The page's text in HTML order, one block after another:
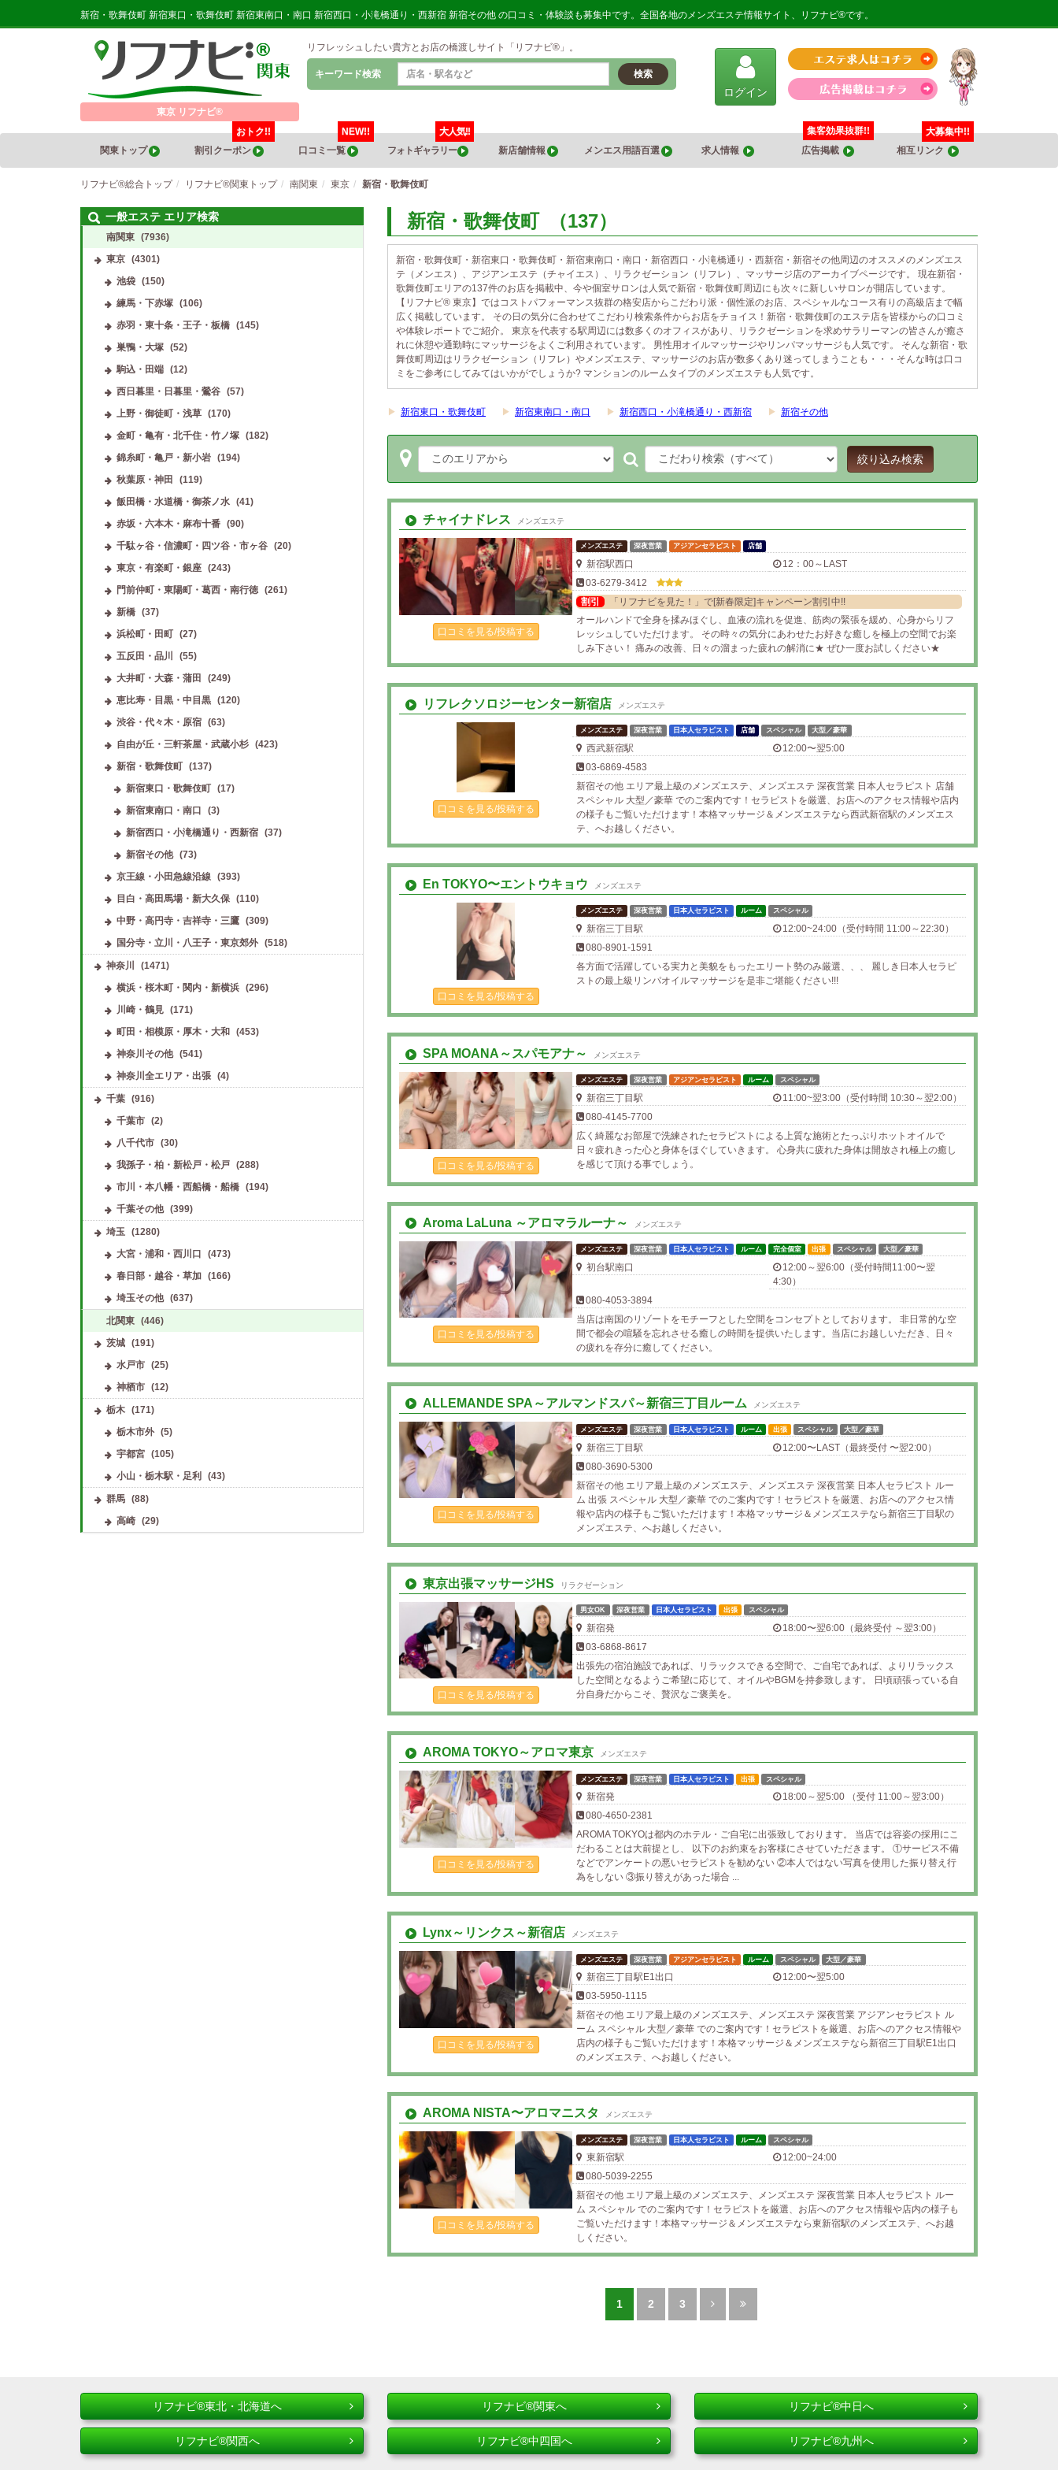
新宿・歌舞伎町 新宿東口・歌舞伎町 新宿東南口・南口 新宿西口・小滝橋通り・西新宿 新宿その他 の口コミ・体験談も募集中です。全国各地のメンズエステ情報サイト、リフナビ®です。
東京 リフナビ®
リフレッシュしたい貴方とお店の橋渡しサイト「リフナビ®」。
キーワード検索 検索
ログイン
関東トップ 割引クーポン
おトク!!
口コミ一覧
NEW!!
フォトギャラリー
大人気!!
新店舗情報
メンエス用語百選 求人情報 広告掲載
集客効果抜群!!
相互リンク
大募集中!!
リフナビ®総合トップ リフナビ®関東トップ 南関東 東京 新宿・歌舞伎町
新宿・歌舞伎町 （137）
新宿・歌舞伎町・新宿東口・歌舞伎町・新宿東南口・南口・新宿西口・小滝橋通り・西新宿・新宿その他周辺のオススメのメンズエス
テ（メンエス）、アジアンエステ（チャイエス）、リラクゼーション（リフレ）、マッサージ店のアーカイブページです。 現在新宿・
歌舞伎町エリアの137件のお店を掲載中、今や個室サロンは人気で新宿・歌舞伎町周辺にも次々に新しいサロンが開店しています。
【リフナビ® 東京】ではコストパフォーマンス抜群の格安店からこだわり派・個性派のお店、スペシャルなコース有りの高級店まで幅
広く掲載しています。 その日の気分に合わせてこだわり検索条件からお店をチョイス！新宿・歌舞伎町のエステ店を皆様からの口コミ
や体験レポートでご紹介。 東京を代表する駅周辺には数多くのオフィスがあり、リラクゼーションを求めサラリーマンの皆さんが癒さ
れに休憩や通勤時にマッサージをよくご利用されています。 男性用オイルマッサージやリンパマッサージも人気です。 そんな新宿・歌
舞伎町周辺はリラクゼーション（リフレ）やメンズエステ、マッサージのお店が数多くあり迷ってしまうことも・・・そんな時は口コ
ミをご参考にしてみてはいかがでしょうか? マンションのルームタイプのメンズエステも人気です。
▶ 新宿東口・歌舞伎町 ▶ 新宿東南口・南口 ▶ 新宿西口・小滝橋通り・西新宿 ▶ 新宿その他
絞り込み検索
チャイナドレス メンズエステ
口コミを見る/投稿する
メンズエステ 深夜営業 アジアンセラピスト 店舗
新宿駅西口
12：00～LAST
03-6279-3412
割引 「リフナビを見た！」で[新春限定]キャンペーン割引中!!
オールハンドで全身を揉みほぐし、血液の流れを促進、筋肉の緊張を緩め、心身からリフ
レッシュしていただけます。 その時々の気分にあわせたお好きな癒しを極上の空間でお楽
しみ下さい！ 痛みの改善、日々の溜まった疲れの解消に★ ぜひ一度お試しください★
リフレクソロジーセンター新宿店 メンズエステ
口コミを見る/投稿する
メンズエステ 深夜営業 日本人セラピスト 店舗 スペシャル 大型／豪華
西武新宿駅
12:00〜翌5:00
03-6869-4583
新宿その他 エリア最上級のメンズエステ、メンズエステ 深夜営業 日本人セラピスト 店舗
スペシャル 大型／豪華 でのご案内です！セラピストを厳選、お店へのアクセス情報や店内
の様子もご覧いただけます！本格マッサージ＆メンズエステなら西武新宿駅のメンズエス
テ、へお越しください。
En TOKYO〜エントウキョウ メンズエステ
口コミを見る/投稿する
メンズエステ 深夜営業 日本人セラピスト ルーム スペシャル
新宿三丁目駅
12:00~24:00（受付時間 11:00～22:30）
080-8901-1591
各方面で活躍している実力と美貌をもったエリート勢のみ厳選、、、 麗しき日本人セラピ
ストの最上級リンパオイルマッサージを是非ご堪能ください!!!
SPA MOANA～スパモアナ～ メンズエステ
口コミを見る/投稿する
メンズエステ 深夜営業 アジアンセラピスト ルーム スペシャル
新宿三丁目駅
11:00~翌3:00（受付時間 10:30～翌2:00）
080-4145-7700
広く綺麗なお部屋で洗練されたセラピストによる上質な施術とたっぷりホットオイルで
日々疲れきった心と身体をほぐしていきます。 心身共に疲れた身体は開放され極上の癒し
を感じて頂ける事でしょう。
Aroma LaLuna ～アロマラルーナ～ メンズエステ
口コミを見る/投稿する
メンズエステ 深夜営業 日本人セラピスト ルーム 完全個室 出張 スペシャル 大型／豪華
初台駅南口
12:00～翌6:00（受付時間11:00〜翌
4:30）
080-4053-3894
当店は南国のリゾートをモチーフとした空間をコンセプトとしております。 非日常的な空
間で都会の喧騒を忘れさせる癒しの時間を提供いたします。当店にお越しいただき、日々
の疲れを存分に癒してください。
ALLEMANDE SPA～アルマンドスパ～新宿三丁目ルーム メンズエステ
口コミを見る/投稿する
メンズエステ 深夜営業 日本人セラピスト ルーム 出張 スペシャル 大型／豪華
新宿三丁目駅
12:00〜LAST（最終受付 〜翌2:00）
080-3690-5300
新宿その他 エリア最上級のメンズエステ、メンズエステ 深夜営業 日本人セラピスト ルー
ム 出張 スペシャル 大型／豪華 でのご案内です！セラピストを厳選、お店へのアクセス情
報や店内の様子もご覧いただけます！本格マッサージ＆メンズエステなら新宿三丁目駅の
メンズエステ、へお越しください。
東京出張マッサージHS リラクゼーション
口コミを見る/投稿する
男女OK 深夜営業 日本人セラピスト 出張 スペシャル
新宿発
18:00〜翌6:00（最終受付 ～翌3:00）
03-6868-8617
出張先の宿泊施設であれば、リラックスできる空間で、ご自宅であれば、よりリラックス
した空間となるようご希望に応じて、オイルやBGMを持参致します。 日頃頑張っている自
分自身だからこそ、贅沢なご褒美を。
AROMA TOKYO～アロマ東京 メンズエステ
口コミを見る/投稿する
メンズエステ 深夜営業 日本人セラピスト 出張 スペシャル
新宿発
18:00～翌5:00 （受付 11:00～翌3:00）
080-4650-2381
AROMA TOKYOは都内のホテル・ご自宅に出張致しております。 当店では容姿の採用にこ
だわることは大前提とし、 以下のお約束をお客様にさせていただきます。 ①サービス不備
などでアンケートの悪いセラピストを勧めない ②本人ではない写真を使用した振り替え行
為をしない ③振り替えがあった場合 ...
Lynx～リンクス～新宿店 メンズエステ
口コミを見る/投稿する
メンズエステ 深夜営業 アジアンセラピスト ルーム スペシャル 大型／豪華
新宿三丁目駅E1出口
12:00〜翌5:00
03-5950-1115
新宿その他 エリア最上級のメンズエステ、メンズエステ 深夜営業 アジアンセラピスト ル
ーム スペシャル 大型／豪華 でのご案内です！セラピストを厳選、お店へのアクセス情報や
店内の様子もご覧いただけます！本格マッサージ＆メンズエステなら新宿三丁目駅E1出口
のメンズエステ、へお越しください。
AROMA NISTA〜アロマニスタ メンズエステ
口コミを見る/投稿する
メンズエステ 深夜営業 日本人セラピスト ルーム スペシャル
東新宿駅
12:00~24:00
080-5039-2255
新宿その他 エリア最上級のメンズエステ、メンズエステ 深夜営業 日本人セラピスト ルー
ム スペシャル でのご案内です！セラピストを厳選、お店へのアクセス情報や店内の様子も
ご覧いただけます！本格マッサージ＆メンズエステなら東新宿駅のメンズエステ、へお越
しください。
1 2 3
一般エステ エリア検索
南関東 (7936)
東京 (4301)
池袋
(150)
練馬・下赤塚
(106)
赤羽・東十条・王子・板橋
(145)
巣鴨・大塚
(52)
駒込・田端
(12)
西日暮里・日暮里・鶯谷
(57)
上野・御徒町・浅草
(170)
金町・亀有・北千住・竹ノ塚
(182)
錦糸町・亀戸・新小岩
(194)
秋葉原・神田
(119)
飯田橋・水道橋・御茶ノ水
(41)
赤坂・六本木・麻布十番
(90)
千駄ヶ谷・信濃町・四ツ谷・市ヶ谷
(20)
東京・有楽町・銀座
(243)
門前仲町・東陽町・葛西・南行徳
(261)
新橋
(37)
浜松町・田町
(27)
五反田・品川
(55)
大井町・大森・蒲田
(249)
恵比寿・目黒・中目黒
(120)
渋谷・代々木・原宿
(63)
自由が丘・三軒茶屋・武蔵小杉
(423)
新宿・歌舞伎町
(137)
新宿東口・歌舞伎町 (17)
新宿東南口・南口
(3)
新宿西口・小滝橋通り・西新宿 (37)
新宿その他 (73)
京王線・小田急線沿線
(393)
目白・高田馬場・新大久保
(110)
中野・高円寺・吉祥寺・三鷹
(309)
国分寺・立川・八王子・東京郊外
(518)
神奈川
(1471)
横浜・桜木町・関内・新横浜
(296)
川崎・鶴見
(171)
町田・相模原・厚木・大和
(453)
神奈川その他
(541)
神奈川全エリア・出張
(4)
千葉 (916)
千葉市
(2)
八千代市
(30)
我孫子・柏・新松戸・松戸
(288)
市川・本八幡・西船橋・船橋
(194)
千葉その他
(399)
埼玉
(1280)
大宮・浦和・西川口
(473)
春日部・越谷・草加
(166)
埼玉その他
(637)
北関東 (446)
茨城 (191)
水戸市
(25)
神栖市
(12)
栃木 (171)
栃木市外
(5)
宇都宮
(105)
小山・栃木駅・足利
(43)
群馬 (88)
高崎
(29)
リフナビ®東北・北海道へ リフナビ®関東へ リフナビ®中日へ
リフナビ®関西へ リフナビ®中四国へ リフナビ®九州へ